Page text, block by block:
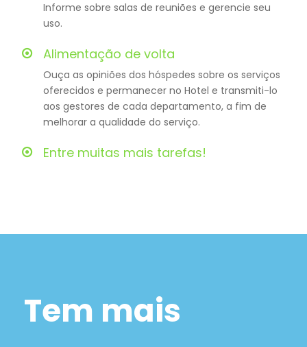
Informe sobre salas de reuniões e gerencie seu
uso.
Alimentação de volta
Ouça as opiniões dos hóspedes sobre os serviços
oferecidos e permanecer no Hotel e transmiti-lo
aos gestores de cada departamento, a fim de
melhorar a qualidade do serviço.
Entre muitas mais tarefas!
Tem mais